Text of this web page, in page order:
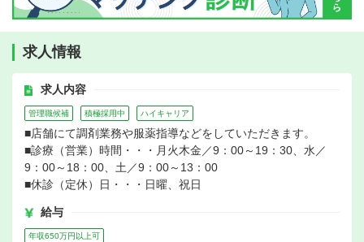
求人情報
求人内容
管理職候補 積極採用中 ハイキャリア
■店舗にて調剤業務や服薬指導などをしていただきます。
■診療（営業）時間・・・月火木金／9：00～19：30、水／
9：00～18：00、土／9：00～13：00
■休診（定休）日・・・日曜、祝日
給与
年収650万円以上可